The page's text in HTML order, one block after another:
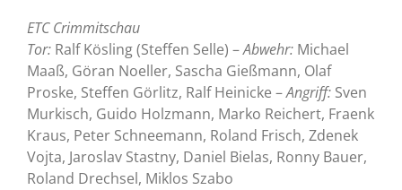
ETC Crimmitschau
Tor: Ralf Kösling (Steffen Selle) –Abwehr: Michael
Maaß, Göran Noeller, Sascha Gießmann, Olaf
Proske, Steffen Görlitz, Ralf Heinicke –Angriff: Sven
Murkisch, Guido Holzmann, Marko Reichert, Fraenk
Kraus, Peter Schneemann, Roland Frisch, Zdenek
Vojta, Jaroslav Stastny, Daniel Bielas, Ronny Bauer,
Roland Drechsel, Miklos Szabo